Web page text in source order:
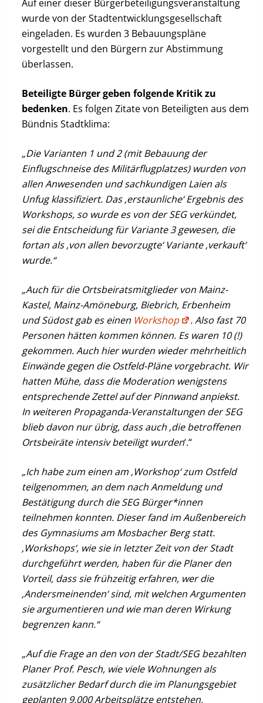
Auf einer dieser Bürgerbeteiligungsveranstaltung
wurde von der Stadtentwicklungsgesellschaft
eingeladen. Es wurden 3 Bebauungspläne
vorgestellt und den Bürgern zur Abstimmung
überlassen.
Beteiligte Bürger geben folgende Kritik zu
bedenken. Es folgen Zitate von Beteiligten aus dem
Bündnis Stadtklima:
„Die Varianten 1 und 2 (mit Bebauung der
Einflugschneise des Militärflugplatzes) wurden von
allen Anwesenden und sachkundigen Laien als
Unfug klassifiziert. Das ‚erstaunliche‘ Ergebnis des
Workshops, so wurde es von der SEG verkündet,
sei die Entscheidung für Variante 3 gewesen, die
fortan als ‚von allen bevorzugte‘ Variante ‚verkauft‘
wurde.“
„Auch für die Ortsbeiratsmitglieder von Mainz-
Kastel, Mainz-Amöneburg, Biebrich, Erbenheim
und Südost gab es einen Workshop
. Also fast 70
Personen hätten kommen können. Es waren 10 (!)
gekommen. Auch hier wurden wieder mehrheitlich
Einwände gegen die Ostfeld-Pläne vorgebracht. Wir
hatten Mühe, dass die Moderation wenigstens
entsprechende Zettel auf der Pinnwand anpiekst.
In weiteren Propaganda-Veranstaltungen der SEG
blieb davon nur übrig, dass auch ‚die betroffenen
Ortsbeiräte intensiv beteiligt wurden‘.“
„Ich habe zum einen am ‚Workshop‘ zum Ostfeld
teilgenommen, an dem nach Anmeldung und
Bestätigung durch die SEG Bürger*innen
teilnehmen konnten. Dieser fand im Außenbereich
des Gymnasiums am Mosbacher Berg statt.
‚Workshops‘, wie sie in letzter Zeit von der Stadt
durchgeführt werden, haben für die Planer den
Vorteil, dass sie frühzeitig erfahren, wer die
‚Andersmeinenden‘ sind, mit welchen Argumenten
sie argumentieren und wie man deren Wirkung
begrenzen kann.“
„Auf die Frage an den von der Stadt/SEG bezahlten
Planer Prof. Pesch, wie viele Wohnungen als
zusätzlicher Bedarf durch die im Planungsgebiet
geplanten 9.000 Arbeitsplätze entstehen,